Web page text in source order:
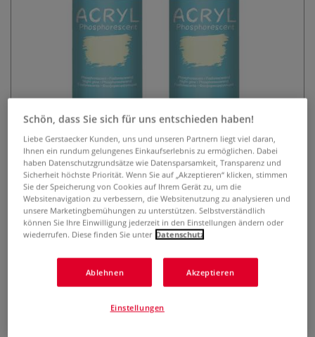
darwi® Acryl-Nachtleuchtfarbe
1 Bewertung
Enthält Pigmente, die das Tageslicht aufnehmen und über
längere Zeit in Form von Leuchtkraft wieder abgeben. Dank
der in der 80-ml-Flasche integrierten Malspitze, kann die
Farbe auch direkt gut dosiert aus der Flasche aufgetragen
Schön, dass Sie sich für uns entschieden haben!
Liebe Gerstaecker Kunden, uns und unseren Partnern liegt viel daran,
Ihnen ein rundum gelungenes Einkaufserlebnis zu ermöglichen. Dabei
haben Datenschutzgrundsätze wie Datensparsamkeit, Transparenz und
Sicherheit höchste Priorität. Wenn Sie auf „Akzeptieren“ klicken, stimmen
Sie der Speicherung von Cookies auf Ihrem Gerät zu, um die
Websitenavigation zu verbessern, die Websitenutzung zu analysieren und
unsere Marketingbemühungen zu unterstützen. Selbstverständlich
können Sie Ihre Einwilligung jederzeit in den Einstellungen ändern oder
wiederrufen. Diese finden Sie unter Datenschutz
Ablehnen Akzeptieren
Einstellungen